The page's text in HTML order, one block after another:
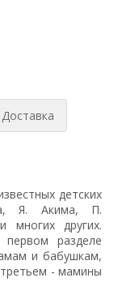
Доставка
детских
Я. Акима, П.
многих других.
разделе
и бабушкам,
- мамины